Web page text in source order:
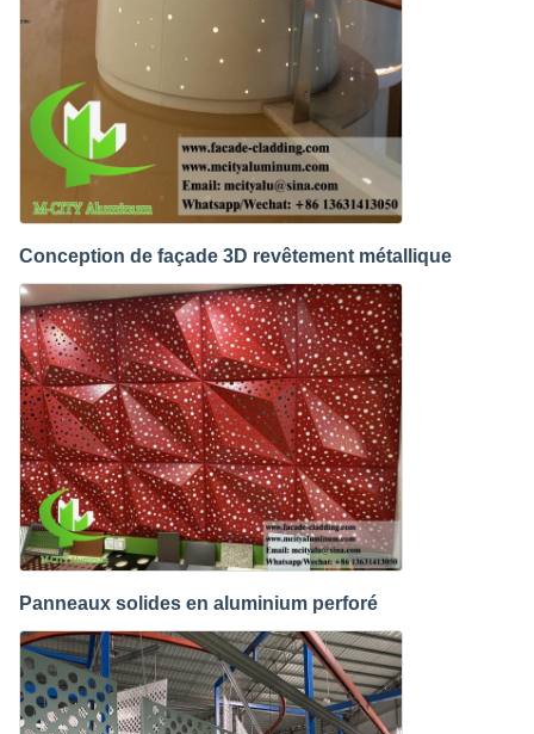
Conception de façade 3D revêtement métallique
Panneaux solides en aluminium perforé